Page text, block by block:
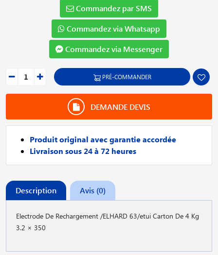
Commandez par SMS
Commandez via Whatsapp
Commandez via Messenger
PRÉ-COMMANDER
DEMANDE DEVIS
Produit original avec garantie accordée
Livraison sous 24 à 72 heures
Description Avis (0)
Electrode De Rechargement /ELHARD 63/etui Carton De 4 Kg
3.2 × 350